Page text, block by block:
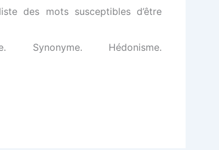
des mots susceptibles d’être
Synonyme. Hédonisme.